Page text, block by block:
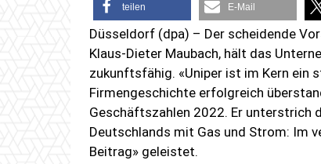
teilen E-Mail
Düsseldorf (dpa) – Der scheidende
Klaus-Dieter Maubach, hält das
zukunftsfähig. «Uniper ist im Kern ein
Firmengeschichte erfolgreich
Geschäftszahlen 2022. Er unterstrich
Deutschlands mit Gas und Strom: Im
Beitrag» geleistet.